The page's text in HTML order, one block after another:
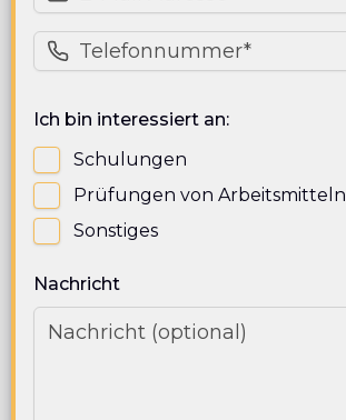
Ich bin interessiert an:
Schulungen
Prüfungen von Arbeitsmitteln
Sonstiges
Nachricht